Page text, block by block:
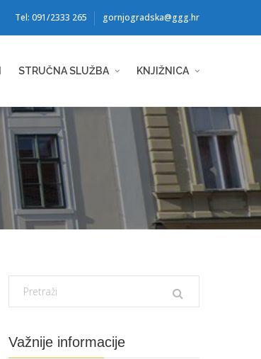
Tel: 091/2333 265 gornjogradska@ggg.hr
STRUČNA SLUŽBA KNJIŽNICA
Važnije informacije